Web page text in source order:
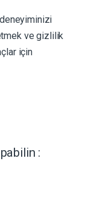
vegizlilik
için
: